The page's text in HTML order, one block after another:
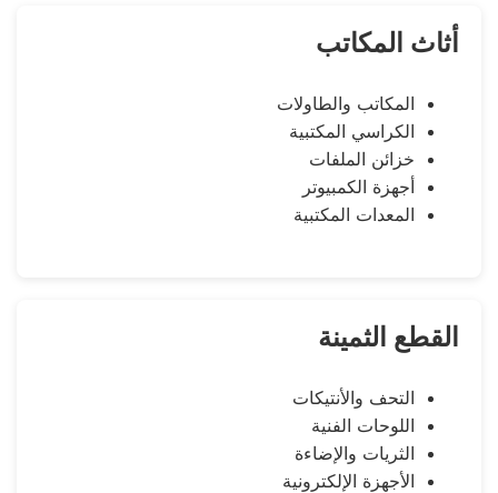
أثاث المكاتب
المكاتب والطاولات
الكراسي المكتبية
خزائن الملفات
أجهزة الكمبيوتر
المعدات المكتبية
القطع الثمينة
التحف والأنتيكات
اللوحات الفنية
الثريات والإضاءة
الأجهزة الإلكترونية